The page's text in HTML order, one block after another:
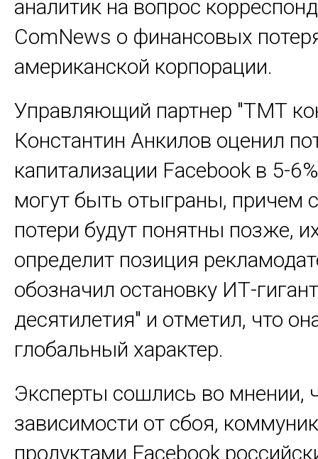
аналитик на вопрос
ComNews о финансовых
американской корпорации.
Управляющий партнер "ТМТ
Константин Анкилов оценил
капитализации Facebook в 5-
могут быть отыграны, причем
потери будут понятны позже,
определит позиция
обозначил остановку ИТ-
десятилетия" и отметил, что
глобальный характер.
Эксперты сошлись во мнении,
зависимости от сбоя,
продуктами Facebook